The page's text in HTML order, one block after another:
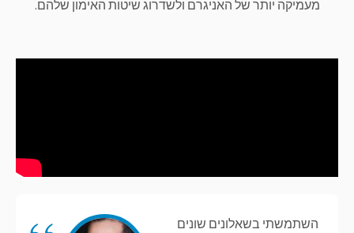
מעמיקה יותר של האניגרם ולשדרוג שיטות האימון שלהם.
השתמשתי בשאלונים שונים